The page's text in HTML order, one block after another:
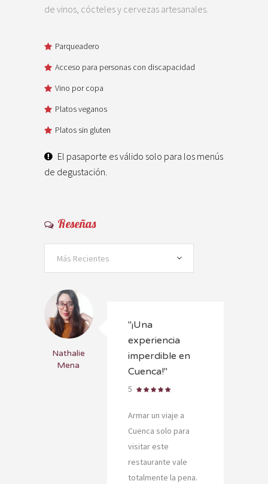
de vinos, cócteles y cervezas artesanales.
Parqueadero
Acceso para personas con discapacidad
Vino por copa
Platos veganos
Platos sin gluten
El pasaporte es válido solo para los menús
de degustación.
Reseñas
Más Recientes
Nathalie
Mena
"¡Una
experiencia
imperdible en
Cuenca!"
5
Armar un viaje a
Cuenca solo para
visitar este
restaurante vale
totalmente la pena.